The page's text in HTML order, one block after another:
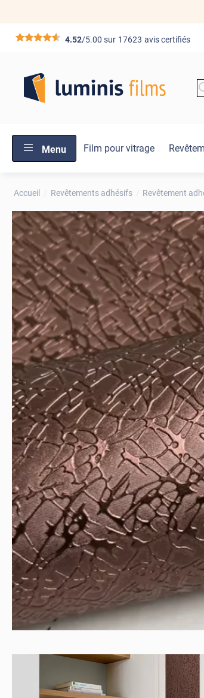
*****4.52/5.00 sur 17623 avis certifiés
Menu Film pour vitrage
Accueil Revêtements adhésifs Revêtement